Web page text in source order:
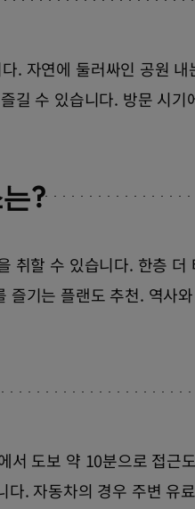
. 자연에 둘러싸인 공원 내
길 수 있습니다. 방문 시기
?
취할 수 있습니다. 한층 더
즐기는 플랜도 추천. 역사
서 도보 약 10분으로 접근
다. 자동차의 경우 주변 유